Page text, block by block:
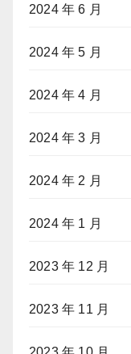
2024 年 6 月
2024 年 5 月
2024 年 4 月
2024 年 3 月
2024 年 2 月
2024 年 1 月
2023 年 12 月
2023 年 11 月